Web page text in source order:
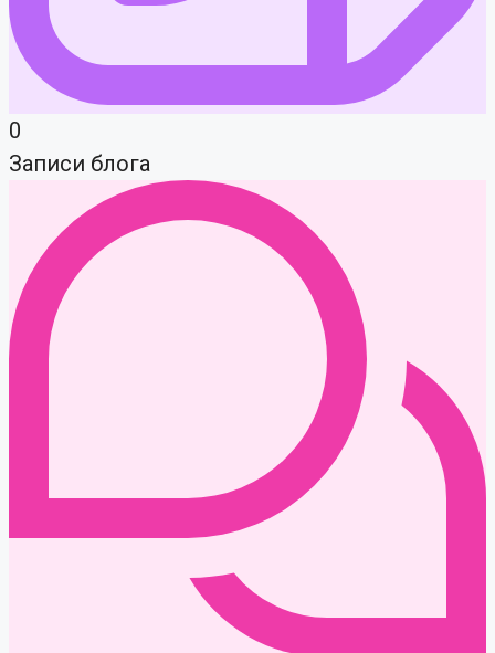
0
Записи блога